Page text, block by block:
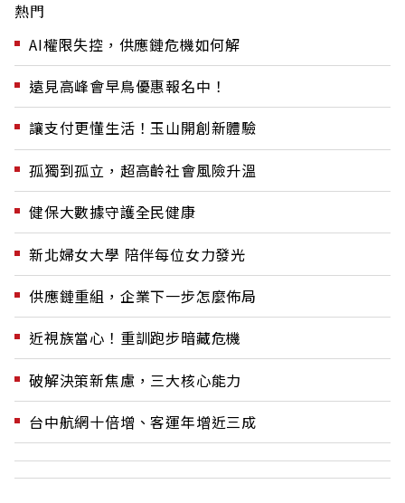
熱門
AI權限失控，供應鏈危機如何解
遠見高峰會早鳥優惠報名中！
讓支付更懂生活！玉山開創新體驗
孤獨到孤立，超高齡社會風險升溫
健保大數據守護全民健康
新北婦女大學 陪伴每位女力發光
供應鏈重組，企業下一步怎麼佈局
近視族當心！重訓跑步暗藏危機
破解決策新焦慮，三大核心能力
台中航網十倍增、客運年增近三成